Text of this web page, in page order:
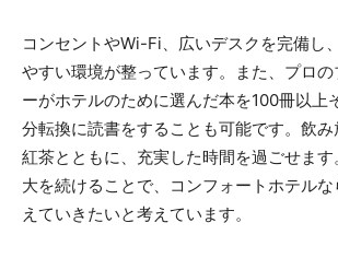
コンセントやWi-Fi、広いデスクを完備し
やすい環境が整っています。また、プロ
ーがホテルのために選んだ本を100冊以上
分転換に読書をすることも可能です。飲
紅茶とともに、充実した時間を過ごせま
大を続けることで、コンフォートホテル
えていきたいと考えています。